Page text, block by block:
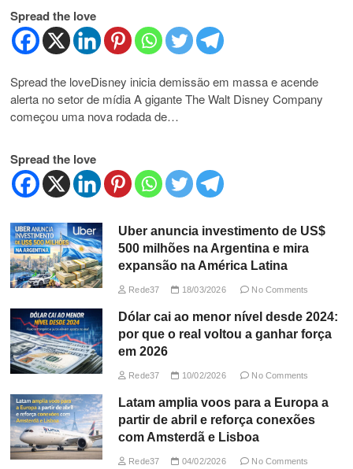
Spread the love
Spread the loveDisney inicia demissão em massa e acende
alerta no setor de mídia A gigante The Walt Disney Company
começou uma nova rodada de…
Spread the love
Uber anuncia investimento de US$
500 milhões na Argentina e mira
expansão na América Latina
Rede37 18/03/2026 No Comments
Dólar cai ao menor nível desde 2024:
por que o real voltou a ganhar força
em 2026
Rede37 10/02/2026 No Comments
Latam amplia voos para a Europa a
partir de abril e reforça conexões
com Amsterdã e Lisboa
Rede37 04/02/2026 No Comments